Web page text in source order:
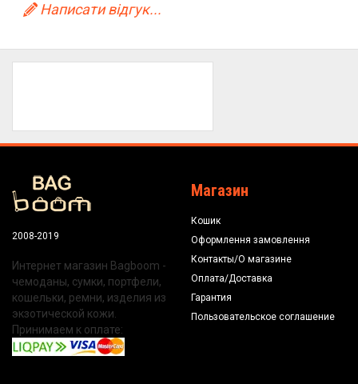
Написати відгук...
2008-2019
Интернет магазин Bagboom -
чемоданы, сумки, портфели,
кошельки, ремни, изделия из
экзотической кожи.
Принимаем к оплате:
Магазин
Кошик
Оформлення замовлення
Контакты/О магазине
Оплата/Доставка
Гарантия
Пользовательское соглашение